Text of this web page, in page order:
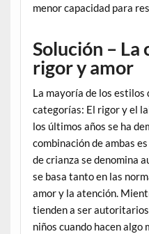
menor capacidad para
Solución – La
rigor y amor
La mayoría de los estilos
categorías: El rigor y el
los últimos años se ha
combinación de ambas
de crianza se denomina
se basa tanto en las
amor y la atención.
tienden a ser
niños cuando hacen